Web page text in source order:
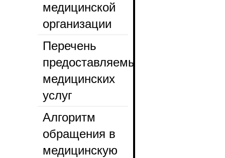
медицинской
организации
Перечень
предоставляемых
медицинских
услуг
Алгоритм
обращения в
медицинскую